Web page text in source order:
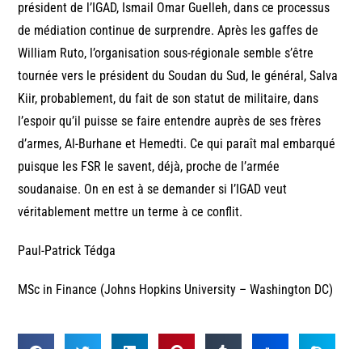
président de l’IGAD, Ismail Omar Guelleh, dans ce processus
de médiation continue de surprendre. Après les gaffes de
William Ruto, l’organisation sous-régionale semble s’être
tournée vers le président du Soudan du Sud, le général, Salva
Kiir, probablement, du fait de son statut de militaire, dans
l’espoir qu’il puisse se faire entendre auprès de ses frères
d’armes, Al-Burhane et Hemedti. Ce qui paraît mal embarqué
puisque les FSR le savent, déjà, proche de l’armée
soudanaise. On en est à se demander si l’IGAD veut
véritablement mettre un terme à ce conflit.
Paul-Patrick Tédga
MSc in Finance (Johns Hopkins University – Washington DC)